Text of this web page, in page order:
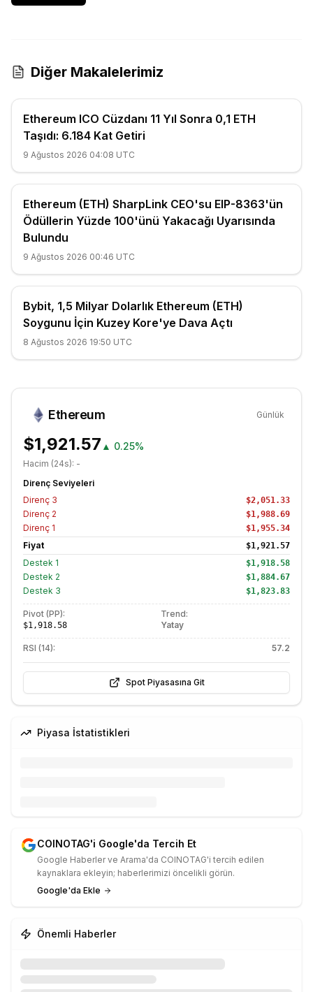
Diğer Makalelerimiz
Ethereum ICO Cüzdanı 11 Yıl Sonra 0,1 ETH
Taşıdı: 6.184 Kat Getiri
9 Ağustos 2026 04:08 UTC
Ethereum (ETH) SharpLink CEO'su EIP-8363'ün
Ödüllerin Yüzde 100'ünü Yakacağı Uyarısında
Bulundu
9 Ağustos 2026 00:46 UTC
Bybit, 1,5 Milyar Dolarlık Ethereum (ETH)
Soygunu İçin Kuzey Kore'ye Dava Açtı
8 Ağustos 2026 19:50 UTC
Ethereum Günlük
$1,921.57 ▲ 0.25%
Hacim (24s): -
Direnç Seviyeleri
Direnç 3 $2,051.33
Direnç 2 $1,988.69
Direnç 1 $1,955.34
Fiyat $1,921.57
Destek 1 $1,918.58
Destek 2 $1,884.67
Destek 3 $1,823.83
Pivot (PP):
$1,918.58
Trend:
Yatay
RSI (14): 57.2
Spot Piyasasına Git
Piyasa İstatistikleri
COINOTAG'i Google'da Tercih Et
Google Haberler ve Arama'da COINOTAG'i tercih edilen
kaynaklara ekleyin; haberlerimizi öncelikli görün.
Google'da Ekle
Önemli Haberler